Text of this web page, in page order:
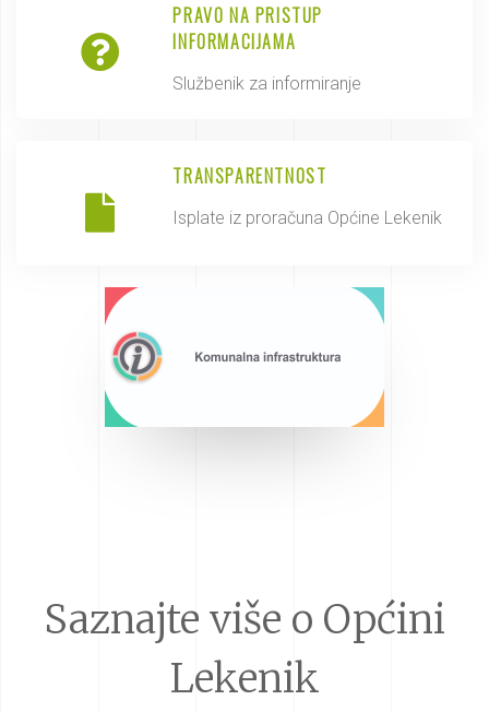
PRAVO NA PRISTUP
INFORMACIJAMA
Službenik za informiranje
TRANSPARENTNOST
Isplate iz proračuna Općine Lekenik
Saznajte više o Općini
Lekenik